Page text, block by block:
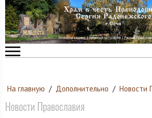
На главную / Дополнительно / Новости
Новости Православия